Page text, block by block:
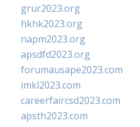
grur2023.org
hkhk2023.org
napm2023.org
apsdfd2023.org
forumausape2023.com
imkl2023.com
careerfaircsd2023.com
apsth2023.com